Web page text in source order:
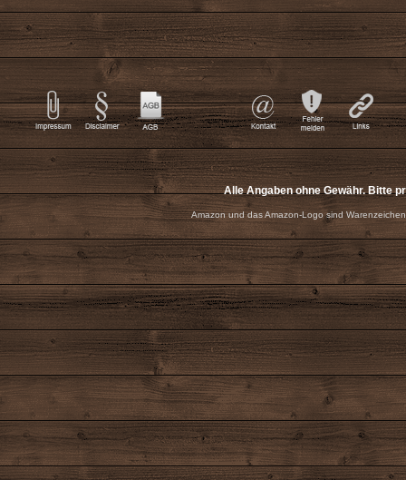
Alle Angaben ohne Gewähr. Bitte
Amazon und das Amazon-Logo sind